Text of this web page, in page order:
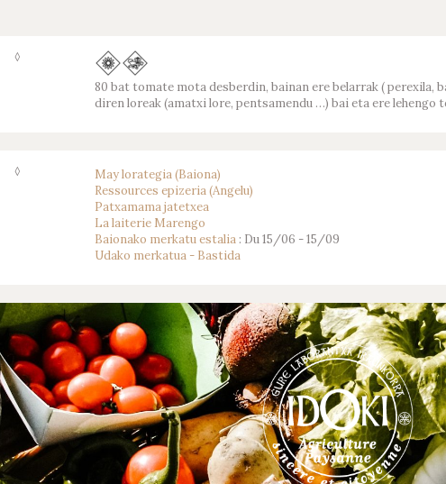
◊
80 bat tomate mota desberdin, bainan ere belarrak ( perexila,
diren loreak (amatxi lore, pentsamendu …) bai eta ere lehengo
◊
May lorategia (Baiona)
Ressources epizeria (Angelu)
Patxamama jatetxea
La laiterie Marengo
Baionako merkatu estalia : Du 15/06 - 15/09
Udako merkatua - Bastida